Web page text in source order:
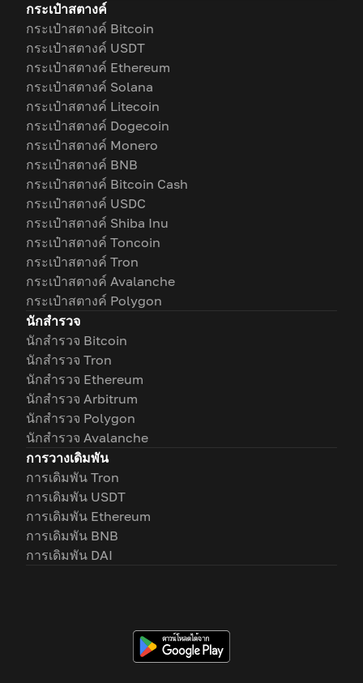
กระเป๋าสตางค์
กระเป๋าสตางค์ Bitcoin
กระเป๋าสตางค์ USDT
กระเป๋าสตางค์ Ethereum
กระเป๋าสตางค์ Solana
กระเป๋าสตางค์ Litecoin
กระเป๋าสตางค์ Dogecoin
กระเป๋าสตางค์ Monero
กระเป๋าสตางค์ BNB
กระเป๋าสตางค์ Bitcoin Cash
กระเป๋าสตางค์ USDC
กระเป๋าสตางค์ Shiba Inu
กระเป๋าสตางค์ Toncoin
กระเป๋าสตางค์ Tron
กระเป๋าสตางค์ Avalanche
กระเป๋าสตางค์ Polygon
นักสำรวจ
นักสำรวจ Bitcoin
นักสำรวจ Tron
นักสำรวจ Ethereum
นักสำรวจ Arbitrum
นักสำรวจ Polygon
นักสำรวจ Avalanche
การวางเดิมพัน
การเดิมพัน Tron
การเดิมพัน USDT
การเดิมพัน Ethereum
การเดิมพัน BNB
การเดิมพัน DAI